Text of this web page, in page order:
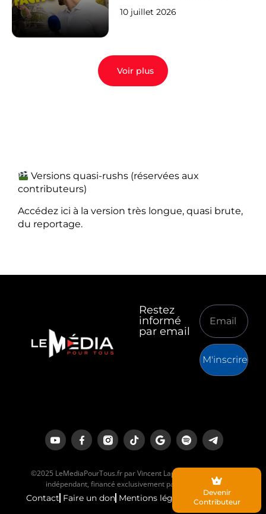
10 juillet 2026
Voir plus
Versions quasi-rushs (réservées aux
contributeurs)
Accédez ici à la version très longue, quasi brute,
du reportage.
Restez
informé
par email
M'inscrire
©2025 LeMediaPourTous.fr par Vincent Lapierre est un média
indépendant, financé exclusivement par ses lecteurs.
Contact Faire un don Mentions légales
Devenir
Contributeur